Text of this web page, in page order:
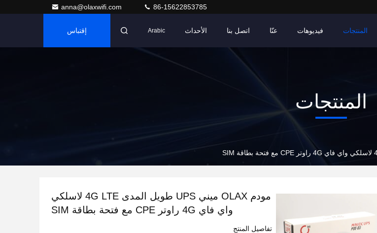
anna@olaxwifi.com 86-15622853785
المنتجات فيديوهات عنّا اتصل بنا الأحداث Arabic إقتباس
المنتجات
مودم OLAX ميني UPS طويل المدى 4G LTE لاسلكي
واي فاي 4G راوتر CPE مع فتحة بطاقة SIM
تفاصيل المنتج